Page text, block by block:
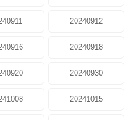
20240912
20240918
20240930
20241015